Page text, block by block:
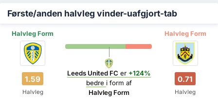
Første/anden halvleg vinder-uafgjort-tab
Halvleg Form Halvleg Form
1.59
Halvleg
Leeds United FC er +124%
bedre i form af
Halvleg Form
0.71
Halvleg